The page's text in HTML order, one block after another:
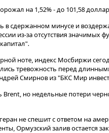
на 1,52% - до 101,58
в сдержанном минусе и
из-за отсутствия значимых
ноте, индекс Мосбиржи
тревожность перед
Смирнов из "БКС Мир
но недельные потери
не спешит с ответом на
Ормузский залив остается